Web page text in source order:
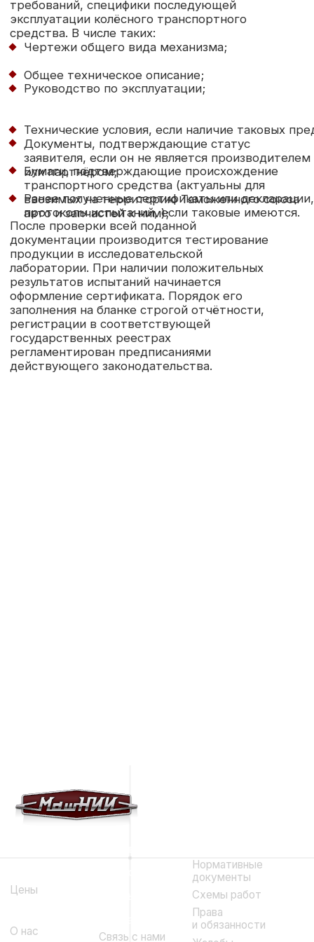
Оставить заявку
Главная Отзывы
Вопросы
Услуги
Cтатьи
Контакты
Связь с нами
Вакансии
О компании
О нас
Лаборатории
Документы
Нормативные
документы
Схемы работ
Права
и обязанности
Жалобы
и апелляции
Финансовая
информация
Заявка